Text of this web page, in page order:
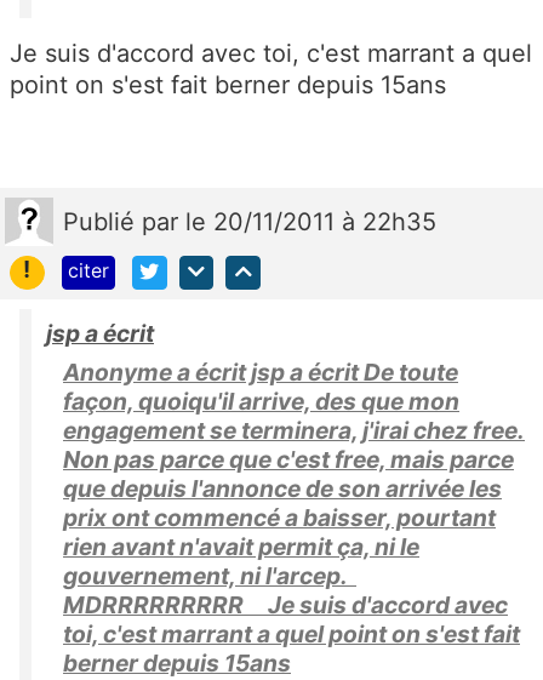
Je suis d'accord avec toi, c'est marrant a quel
point on s'est fait berner depuis 15ans
Publié par le 20/11/2011 à 22h35
!
citer
jsp a écrit
Anonyme a écrit jsp a écrit De toute
façon, quoiqu'il arrive, des que mon
engagement se terminera, j'irai chez free.
Non pas parce que c'est free, mais parce
que depuis l'annonce de son arrivée les
prix ont commencé a baisser, pourtant
rien avant n'avait permit ça, ni le
gouvernement, ni l'arcep.
MDRRRRRRRRR Je suis d'accord avec
toi, c'est marrant a quel point on s'est fait
berner depuis 15ans